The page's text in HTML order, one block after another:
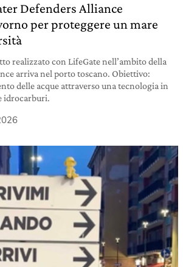
Defenders Alliance
per proteggere un mare
realizzato con LifeGate nell’ambito della
arriva nel porto toscano. Obiettivo:
delle acque attraverso una tecnologia in
idrocarburi.